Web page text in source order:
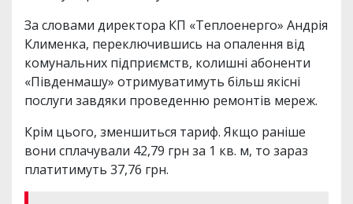
За словами директора КП «Теплоенерго» Андрія
Клименка, переключившись на опалення від
комунальних підприємств, колишні абоненти
«Південмашу» отримуватимуть більш якісні
послуги завдяки проведенню ремонтів мереж.
Крім цього, зменшиться тариф. Якщо раніше
вони сплачували 42,79 грн за 1 кв. м, то зараз
платитимуть 37,76 грн.